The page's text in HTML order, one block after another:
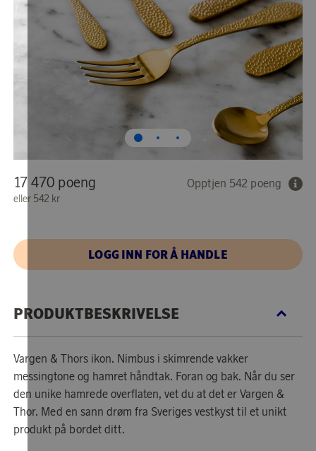
17 470 poeng
eller 542 kr
Opptjen 542 poeng
LOGG INN FOR Å HANDLE
PRODUKTBESKRIVELSE
Vargen & Thors ikon. Nimbus i skimrende vakker
messingtone og hamret håndtak. Foran og bak. Når du ser
den unike hamrede overflaten, vet du at det er Vargen &
Thor. Med en sann drøm fra Sveriges vestkyst til et unikt
produkt på bordet ditt.